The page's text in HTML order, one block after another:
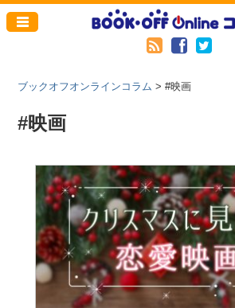
ブックオフオンラインコラム >#映画
#映画